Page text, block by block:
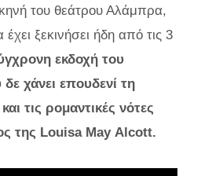
του θεάτρου Αλάμπρα,
ξεκινήσει ήδη από τις 3
εκδοχή του
χάνει επουδενί τη
τις ρομαντικές νότες
της Louisa May Alcott.